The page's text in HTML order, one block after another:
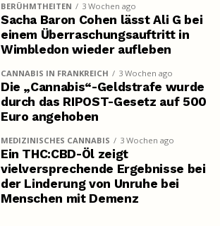
BERÜHMTHEITEN 3 Wochen ago
Sacha Baron Cohen lässt Ali G bei
einem Überraschungsauftritt in
Wimbledon wieder aufleben
CANNABIS IN FRANKREICH 3 Wochen ago
Die „Cannabis“-Geldstrafe wurde
durch das RIPOST-Gesetz auf 500
Euro angehoben
MEDIZINISCHES CANNABIS 3 Wochen ago
Ein THC:CBD-Öl zeigt
vielversprechende Ergebnisse bei
der Linderung von Unruhe bei
Menschen mit Demenz